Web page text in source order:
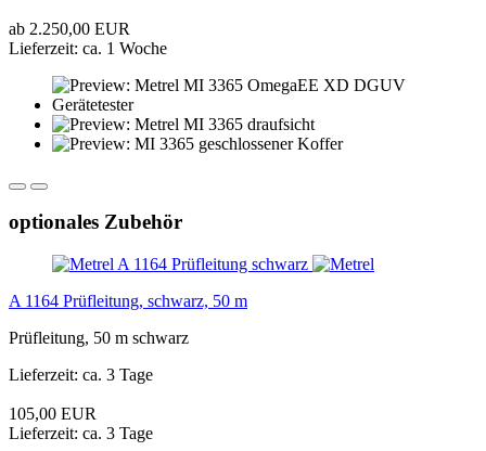
ab 2.250,00 EUR
Lieferzeit: ca. 1 Woche
optionales Zubehör
A 1164 Prüfleitung, schwarz, 50 m
Prüfleitung, 50 m schwarz
Lieferzeit: ca. 3 Tage
105,00 EUR
Lieferzeit: ca. 3 Tage